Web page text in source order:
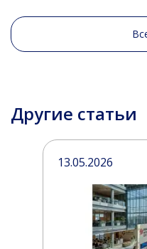
Другие статьи
13.05.2026